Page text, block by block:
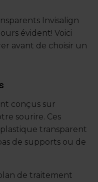
Invisalign
évident! Voici
avant de choisir un
conçus sur
sourire. Ces
transparent
de supports ou de
de traitement